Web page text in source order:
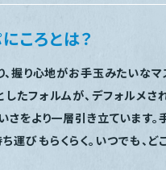
ころとは？
、握り心地がお手玉みたいなマ
したフォルムが、デフォルメさ
さをより一層引き立ています。
ち運びもらくらく。いつでも、